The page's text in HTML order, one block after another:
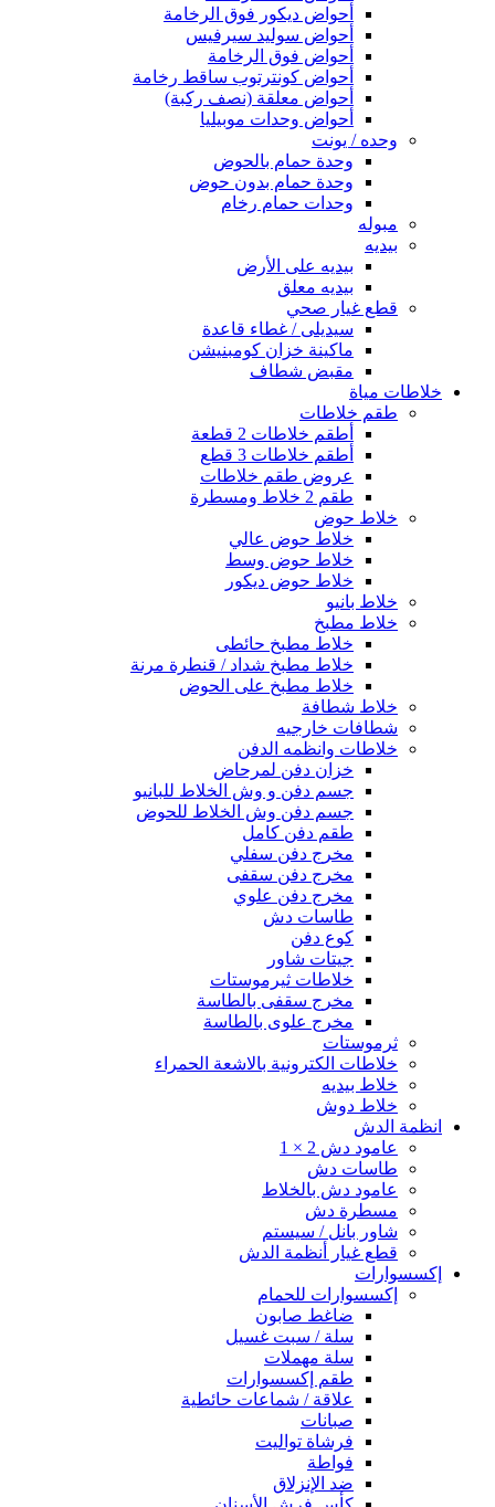
أحواض ديكور فوق الرخامة
أحواض سوليد سيرفيس
أحواض فوق الرخامة
أحواض كونترتوب ساقط رخامة
أحواض معلقة (نصف ركبة)
أحواض وحدات موبيليا
وحده / يونت
وحدة حمام بالحوض
وحدة حمام بدون حوض
وحدات حمام رخام
مبوله
بيديه
بيديه على الأرض
بيديه معلق
قطع غيار صحي
سيديلى / غطاء قاعدة
ماكينة خزان كومبنيشن
مقبض شطاف
خلاطات مياة
طقم خلاطات
أطقم خلاطات 2 قطعة
أطقم خلاطات 3 قطع
عروض طقم خلاطات
طقم 2 خلاط ومسطرة
خلاط حوض
خلاط حوض عالي
خلاط حوض وسط
خلاط حوض ديكور
خلاط بانيو
خلاط مطبخ
خلاط مطبخ حائطى
خلاط مطبخ شداد / قنطرة مرنة
خلاط مطبخ على الحوض
خلاط شطافة
شطافات خارجيه
خلاطات وانظمه الدفن
خزان دفن لمرحاض
جسم دفن و وش الخلاط للبانيو
جسم دفن وش الخلاط للحوض
طقم دفن كامل
مخرج دفن سفلي
مخرج دفن سقفى
مخرج دفن علوي
طاسات دش
كوع دفن
جيتات شاور
خلاطات ثيرموستات
مخرج سقفى بالطاسة
مخرج علوى بالطاسة
ثرموستات
خلاطات الكترونية بالاشعة الحمراء
خلاط بيديه
خلاط دوش
انظمة الدش
عامود دش 2 × 1
طاسات دش
عامود دش بالخلاط
مسطرة دش
شاور بانل / سيستم
قطع غيار أنظمة الدش
إكسسوارات
إكسسوارات للحمام
ضاغط صابون
سلة / سبت غسيل
سلة مهملات
طقم إكسسوارات
علاقة / شماعات حائطية
صبانات
فرشاة تواليت
فواطة
ضد الإنزلاق